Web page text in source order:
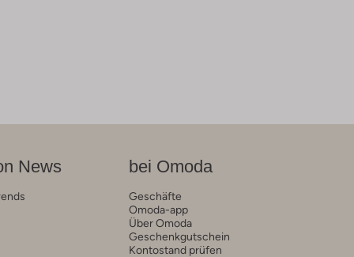
News bei Omoda
Geschäfte
Omoda-app
Über Omoda
Geschenkgutschein
Kontostand prüfen